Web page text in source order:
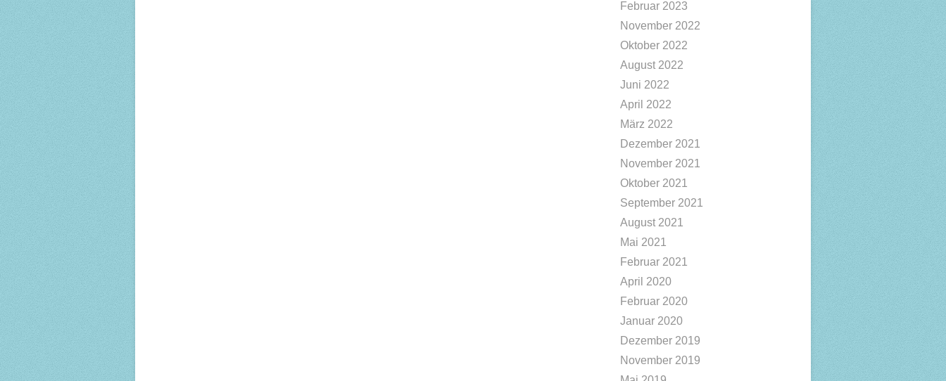
Februar 2023
November 2022
Oktober 2022
August 2022
Juni 2022
April 2022
März 2022
Dezember 2021
November 2021
Oktober 2021
September 2021
August 2021
Mai 2021
Februar 2021
April 2020
Februar 2020
Januar 2020
Dezember 2019
November 2019